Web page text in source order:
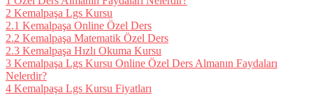
2 Kemalpaşa Lgs Kursu
2.1 Kemalpaşa Online Özel Ders
2.2 Kemalpaşa Matematik Özel Ders
2.3 Kemalpaşa Hızlı Okuma Kursu
3 Kemalpaşa Lgs Kursu Online Özel Ders Almanın Faydaları
Nelerdir?
4 Kemalpaşa Lgs Kursu Fiyatları